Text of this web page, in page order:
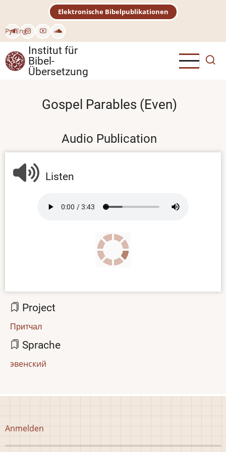
Inhalt
РусEng
Elektronische Bibelpublikationen
Institut für
Bibel-
Übersetzung
Gospel Parables (Even)
Audio Publication
Listen
Project
Притчал
Sprache
эвенский
Benutzermenü
Anmelden